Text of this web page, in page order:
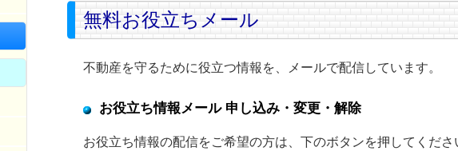
無料お役立ちメール
不動産を守るために役立つ情報を、メールで配信しています。
お役立ち情報メール 申し込み・変更・解除
お役立ち情報の配信をご希望の方は、下のボタンを押してくださ